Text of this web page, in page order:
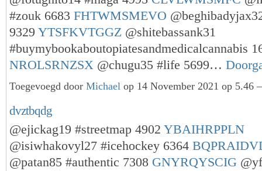
#zouk 6683 FHTWMSMEVO
9329 YTSFKVTGGZ @shitebassank31
#buymybookaboutopiatesandmedicalcannabis
NROLSRNZSX @chugu35 #life 5699…
Toegevoegd door Michael op 14 November 2021 op 5.46
dvztbqdg
@ejickag19 #streetmap 4902 YBAIHRPPLN
@isiwhakovyl27 #icehockey 6364
@patan85 #authentic 7308 GNYRQYSCIG